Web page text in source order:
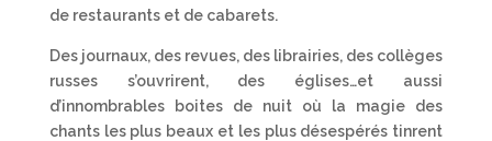
de restaurants et de cabarets.
Des journaux, des revues, des librairies, des collèges
russes s’ouvrirent, des églises…et aussi
d’innombrables boites de nuit où la magie des
chants les plus beaux et les plus désespérés tinrent